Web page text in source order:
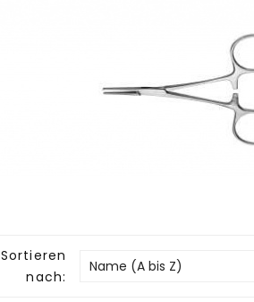
Sortieren
nach:
Name (A bis Z)